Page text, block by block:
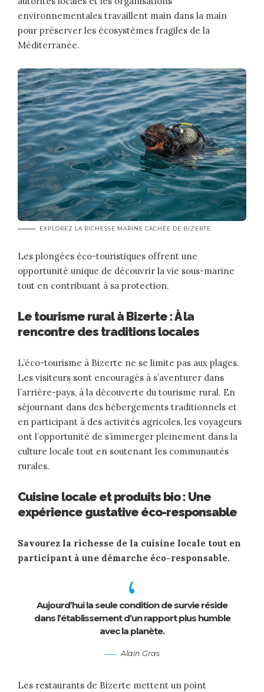
environnementales travaillent main dans la main
pour préserver les écosystèmes fragiles de la
Méditerranée.
EXPLOREZ LA RICHESSE MARINE CACHÉE DE BIZERTE
Les plongées éco-touristiques offrent une
opportunité unique de découvrir la vie sous-marine
tout en contribuant à sa protection.
Le tourisme rural à Bizerte : À la
rencontre des traditions locales
L’éco-tourisme à Bizerte ne se limite pas aux plages.
Les visiteurs sont encouragés à s’aventurer dans
l’arrière-pays, à la découverte du tourisme rural. En
séjournant dans des hébergements traditionnels et
en participant à des activités agricoles, les voyageurs
ont l’opportunité de s’immerger pleinement dans la
culture locale tout en soutenant les communautés
rurales.
Cuisine locale et produits bio : Une
expérience gustative éco-responsable
Savourez la richesse de la cuisine locale tout en
participant à une démarche éco-responsable.
Aujourd’hui la seule condition de survie réside
dans l’établissement d’un rapport plus humble
avec la planète.
Alain Gras
Les restaurants de Bizerte mettent un point